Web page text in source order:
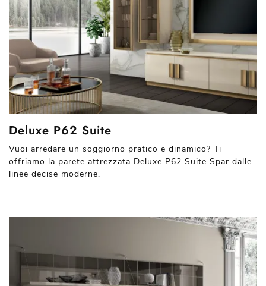
Deluxe P62 Suite
Vuoi arredare un soggiorno pratico e dinamico? Ti
offriamo la parete attrezzata Deluxe P62 Suite Spar dalle
linee decise moderne.